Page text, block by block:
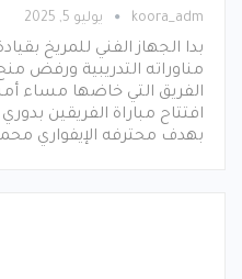
koora_adm يوليو 5, 2025
بدا الجهاز الفني للمريخ
مناوراته التدريبية ورفض
الفريق التي خاضها مساء
افتتاح مباراة الفريقين
بهدف محترفه الإيفواري